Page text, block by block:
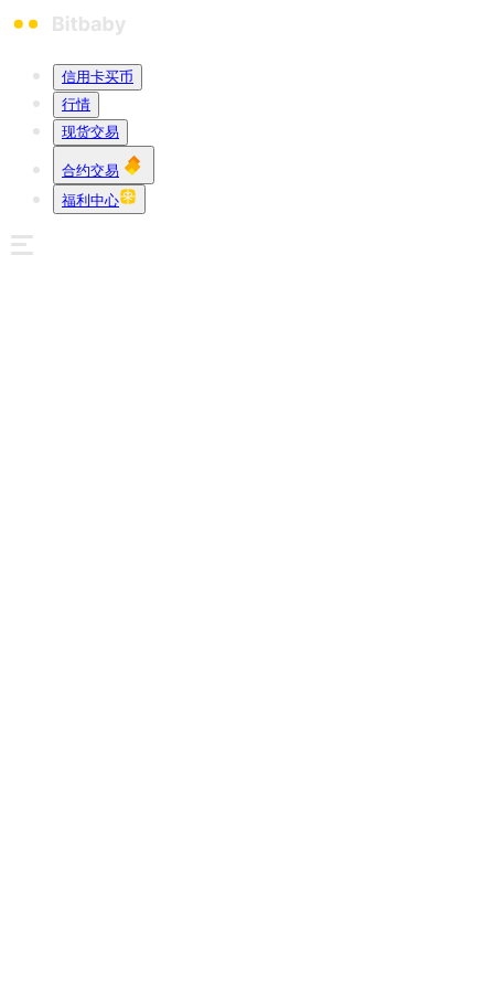
信用卡买币
行情
现货交易
合约交易
福利中心